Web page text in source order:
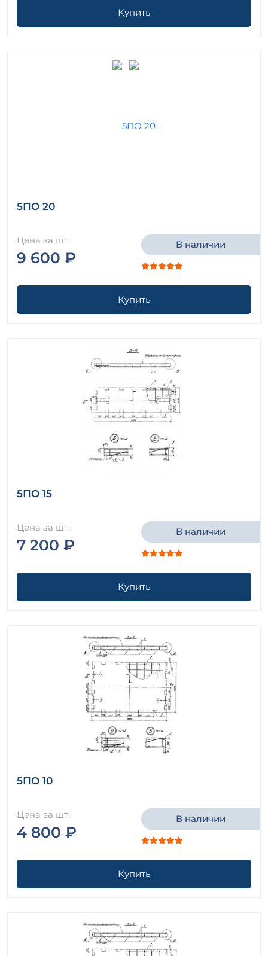
Купить
5ПО 20
Цена за шт.
9 600 ₽
В наличии
Купить
5ПО 15
Цена за шт.
7 200 ₽
В наличии
Купить
5ПО 10
Цена за шт.
4 800 ₽
В наличии
Купить